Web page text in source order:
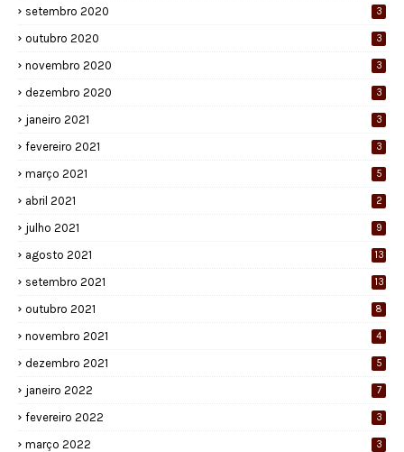
setembro 2020 3
outubro 2020 3
novembro 2020 3
dezembro 2020 3
janeiro 2021 3
fevereiro 2021 3
março 2021 5
abril 2021 2
julho 2021 9
agosto 2021 13
setembro 2021 13
outubro 2021 8
novembro 2021 4
dezembro 2021 5
janeiro 2022 7
fevereiro 2022 3
março 2022 3